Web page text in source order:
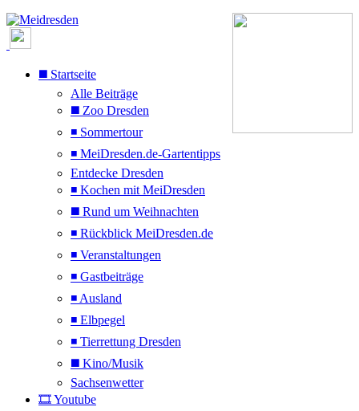
◼️ Startseite
Alle Beiträge
◼️ Zoo Dresden
◾ Sommertour
◾ MeiDresden.de-Gartentipps
Entdecke Dresden
◾ Kochen mit MeiDresden
◼️ Rund um Weihnachten
◾ Rückblick MeiDresden.de
◾ Veranstaltungen
◾ Gastbeiträge
◾ Ausland
◾ Elbpegel
◾ Tierrettung Dresden
◼️ Kino/Musik
Sachsenwetter
🎞️ Youtube